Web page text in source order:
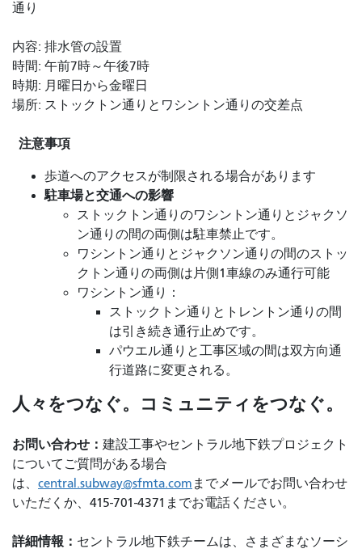
通り
内容: 排水管の設置
時間: 午前7時～午後7時
時期: 月曜日から金曜日
場所: ストックトン通りとワシントン通りの交差点
注意事項
歩道へのアクセスが制限される場合があります
駐車場と交通への影響
ストックトン通りのワシントン通りとジャクソ
ン通りの間の両側は駐車禁止です。
ワシントン通りとジャクソン通りの間のストッ
クトン通りの両側は片側1車線のみ通行可能
ワシントン通り：
ストックトン通りとトレントン通りの間
は引き続き通行止めです。
パウエル通りと工事区域の間は双方向通
行道路に変更される。
人々をつなぐ。コミュニティをつなぐ。
お問い合わせ： 建設工事やセントラル地下鉄プロジェクト
についてご質問がある場合
は、 central.subway@sfmta.com までメールでお問い合わせ
いただくか、415-701-4371までお電話ください。
詳細情報： セントラル地下鉄チームは、さまざまなソーシ